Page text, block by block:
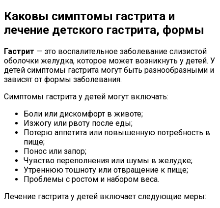
Каковы симптомы гастрита и
лечение детского гастрита, формы
Гастрит — это воспалительное заболевание слизистой
оболочки желудка, которое может возникнуть у детей. У
детей симптомы гастрита могут быть разнообразными и
зависят от формы заболевания.
Симптомы гастрита у детей могут включать:
Боли или дискомфорт в животе;
Изжогу или рвоту после еды;
Потерю аппетита или повышенную потребность в
пище;
Понос или запор;
Чувство переполнения или шумы в желудке;
Утреннюю тошноту или отвращение к пище;
Проблемы с ростом и набором веса.
Лечение гастрита у детей включает следующие меры: